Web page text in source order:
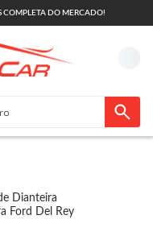
COMPLETA DO MERCADO!
Dianteira
Ford Del Rey